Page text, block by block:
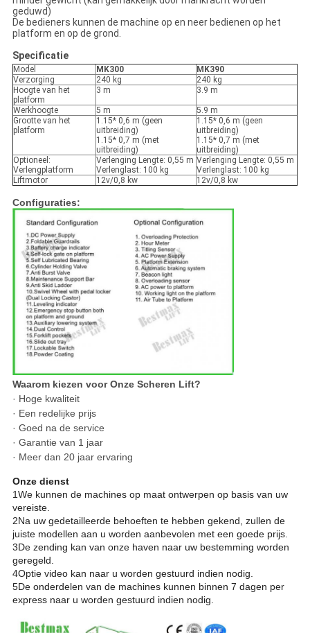
geduwd)
De bedieners kunnen de machine op en neer bedienen op het
platform en op de grond.
Specificatie
Model MK300
MK390
Verzorging
240 kg
240 kg
Hoogte van het
platform
3 m 3.9 m
Werkhoogte 5 m
5.9 m
Grootte van het
platform
1.15* 0,6 m (geen
uitbreiding)
1.15* 0,7 m (met
uitbreiding)
1.15* 0,6 m (geen
uitbreiding)
1.15* 0,7 m (met
uitbreiding)
Optioneel:
Verlengplatform
Verlenging Lengte: 0,55 m
Verlenglast: 100 kg
Verlenging Lengte: 0,55 m
Verlenglast: 100 kg
Liftmotor
12v/0,8 kw 12v/0,8 kw
Configuraties:
Waarom kiezen voor Onze Scheren Lift?
· Hoge kwaliteit
· Een redelijke prijs
· Goed na de service
· Garantie van 1 jaar
· Meer dan 20 jaar ervaring
Onze dienst
1We kunnen de machines op maat ontwerpen op basis van uw
vereiste.
2Na uw gedetailleerde behoeften te hebben gekend, zullen de
juiste modellen aan u worden aanbevolen met een goede prijs.
3De zending kan van onze haven naar uw bestemming worden
geregeld.
4Optie video kan naar u worden gestuurd indien nodig.
5De onderdelen van de machines kunnen binnen 7 dagen per
express naar u worden gestuurd indien nodig.